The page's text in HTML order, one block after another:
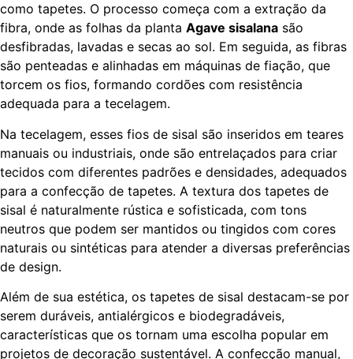
como tapetes. O processo começa com a extração da
fibra, onde as folhas da planta Agave sisalana são
desfibradas, lavadas e secas ao sol. Em seguida, as fibras
são penteadas e alinhadas em máquinas de fiação, que
torcem os fios, formando cordões com resistência
adequada para a tecelagem.
Na tecelagem, esses fios de sisal são inseridos em teares
manuais ou industriais, onde são entrelaçados para criar
tecidos com diferentes padrões e densidades, adequados
para a confecção de tapetes. A textura dos tapetes de
sisal é naturalmente rústica e sofisticada, com tons
neutros que podem ser mantidos ou tingidos com cores
naturais ou sintéticas para atender a diversas preferências
de design.
Além de sua estética, os tapetes de sisal destacam-se por
serem duráveis, antialérgicos e biodegradáveis,
características que os tornam uma escolha popular em
projetos de decoração sustentável. A confecção manual,